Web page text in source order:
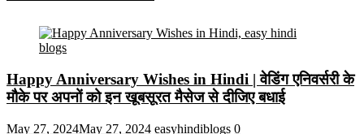
Happy Anniversary Wishes in Hindi | वेडिंग एनिवर्सरी के
मौके पर अपनों को इन खूबसूरत मैसेज से दीजिए बधाई
May 27, 2024May 27, 2024 easyhindiblogs 0